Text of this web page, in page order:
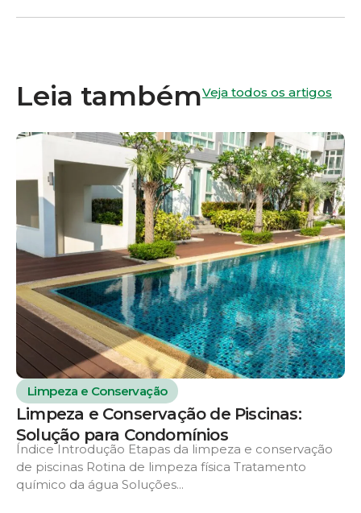
Leia tambémVeja todos os artigos
Limpeza e Conservação
Limpeza e Conservação de Piscinas:
Solução para Condomínios
Índice Introdução Etapas da limpeza e conservação
de piscinas Rotina de limpeza física Tratamento
químico da água Soluções...